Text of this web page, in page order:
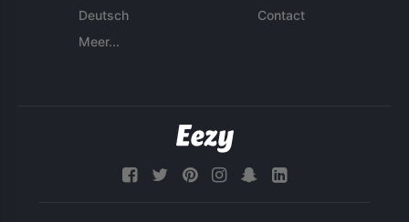
Deutsch
Meer...
Contact